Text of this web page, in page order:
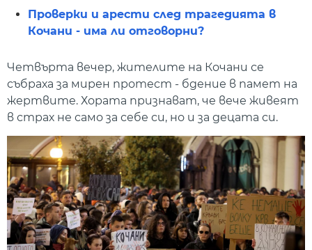
Проверки и арести след трагедията в
Кочани - има ли отговорни?
Четвърта вечер, жителите на Кочани се
събраха за мирен протест - бдение в памет на
жертвите. Хората признават, че вече живеят
в страх не само за себе си, но и за децата си.